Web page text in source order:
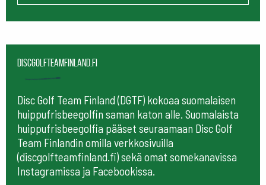
Discgolfteamfinland.fi
Disc Golf Team Finland (DGTF) kokoaa suomalaisen
huippufrisbeegolfin saman katon alle. Suomalaista
huippufrisbeegolfia pääset seuraamaan Disc Golf
Team Finlandin omilla verkkosivuilla
(discgolfteamfinland.fi) sekä omat somekanavissa
Instagramissa ja Facebookissa.